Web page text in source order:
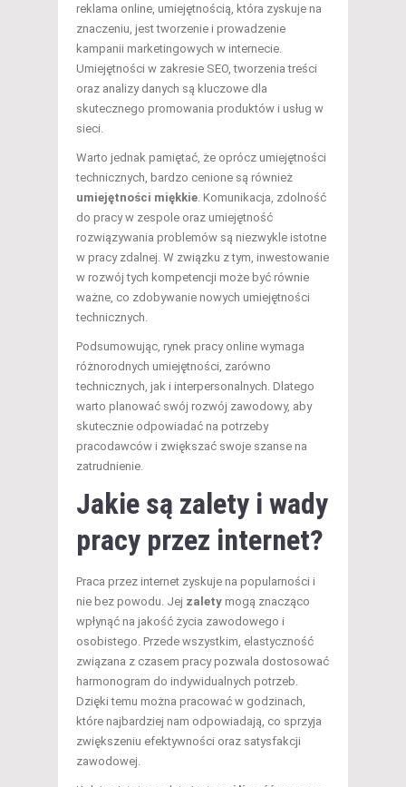
reklama online, umiejętnością, która zyskuje na
znaczeniu, jest tworzenie i prowadzenie
kampanii marketingowych w internecie.
Umiejętności w zakresie SEO, tworzenia treści
oraz analizy danych są kluczowe dla
skutecznego promowania produktów i usług w
sieci.
Warto jednak pamiętać, że oprócz umiejętności
technicznych, bardzo cenione są również
umiejętności miękkie . Komunikacja, zdolność
do pracy w zespole oraz umiejętność
rozwiązywania problemów są niezwykle istotne
w pracy zdalnej. W związku z tym, inwestowanie
w rozwój tych kompetencji może być równie
ważne, co zdobywanie nowych umiejętności
technicznych.
Podsumowując, rynek pracy online wymaga
różnorodnych umiejętności, zarówno
technicznych, jak i interpersonalnych. Dlatego
warto planować swój rozwój zawodowy, aby
skutecznie odpowiadać na potrzeby
pracodawców i zwiększać swoje szanse na
zatrudnienie.
Jakie są zalety i wady
pracy przez internet?
Praca przez internet zyskuje na popularności i
nie bez powodu. Jej zalety mogą znacząco
wpłynąć na jakość życia zawodowego i
osobistego. Przede wszystkim, elastyczność
związana z czasem pracy pozwala dostosować
harmonogram do indywidualnych potrzeb.
Dzięki temu można pracować w godzinach,
które najbardziej nam odpowiadają, co sprzyja
zwiększeniu efektywności oraz satysfakcji
zawodowej.